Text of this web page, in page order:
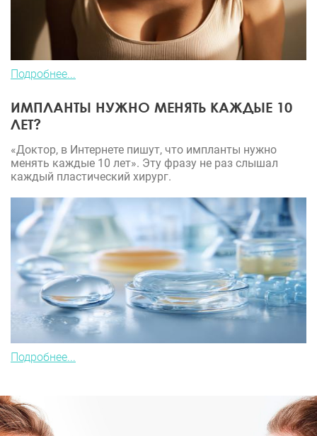
Подробнее...
ИМПЛАНТЫ НУЖНО МЕНЯТЬ КАЖДЫЕ 10
ЛЕТ?
«Доктор, в Интернете пишут, что импланты нужно
менять каждые 10 лет». Эту фразу не раз слышал
каждый пластический хирург.
Подробнее...